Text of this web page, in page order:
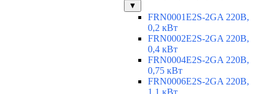
▼
FRN0001E2S-2GA 220В,
0,2 кВт
FRN0002E2S-2GA 220В,
0,4 кВт
FRN0004E2S-2GA 220В,
0,75 кВт
FRN0006E2S-2GA 220В,